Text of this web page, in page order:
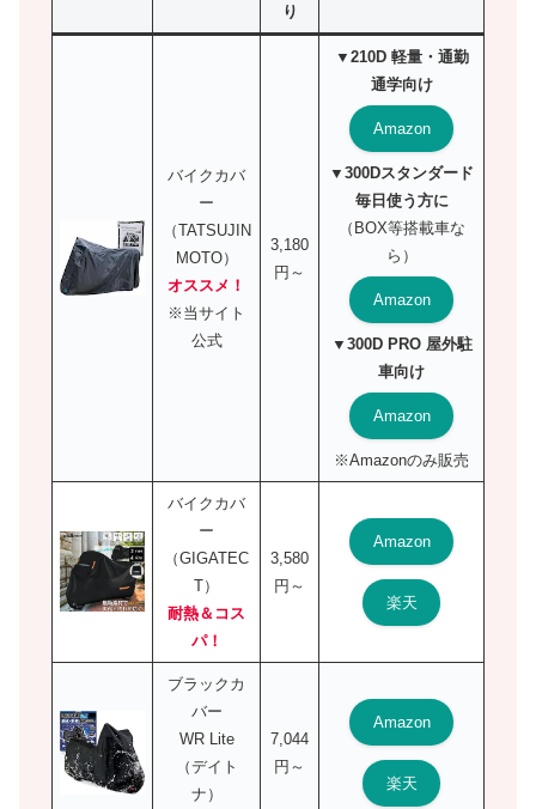
り
バイクカバ
ー
（TATSUJIN
MOTO）
オススメ！
※当サイト
公式
3,180
円～
▼210D 軽量・通勤
通学向け
Amazon
▼300Dスタンダード
毎日使う方に
（BOX等搭載車な
ら）
Amazon
▼300D PRO 屋外駐
車向け
Amazon
※Amazonのみ販売
バイクカバ
ー
（GIGATEC
T）
耐熱＆コス
パ！
3,580
円～
Amazon
楽天
ブラックカ
バー
WR Lite
（デイト
ナ）
7,044
円～
Amazon
楽天